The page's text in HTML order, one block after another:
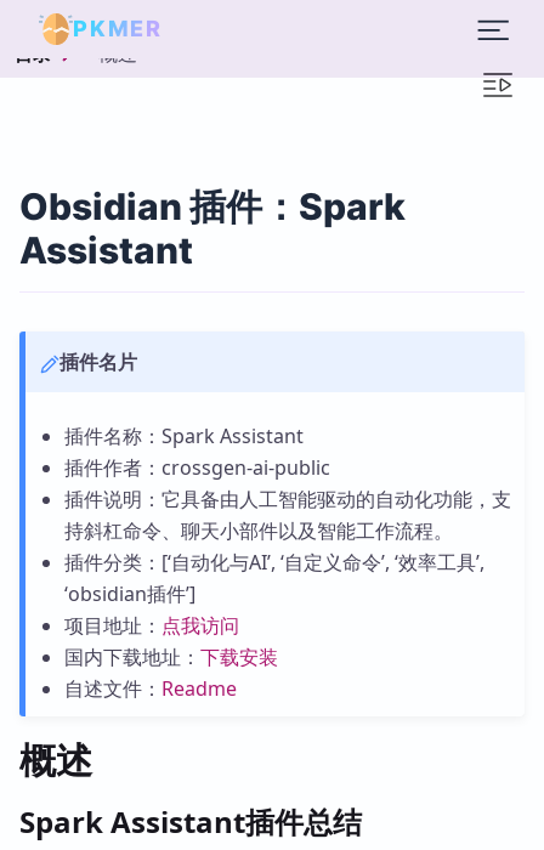
PKMER
目录 概述
Obsidian 插件：Spark
Assistant
插件名片
插件名称：Spark Assistant
插件作者：crossgen-ai-public
插件说明：它具备由人工智能驱动的自动化功能，支
持斜杠命令、聊天小部件以及智能工作流程。
插件分类：[‘自动化与AI’, ‘自定义命令’, ‘效率工具’,
‘obsidian插件’]
项目地址： 点我访问
国内下载地址： 下载安装
自述文件： Readme
概述
Spark Assistant插件总结